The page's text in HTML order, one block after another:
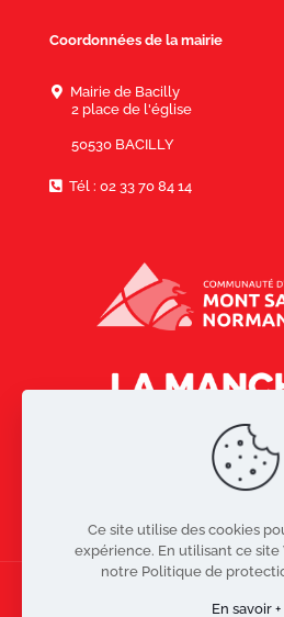
Coordonnées de la mairie
Mairie de Bacilly
2 place de l'église
50530 BACILLY
Tél : 02 33 70 84 14
Ce site utilise des cookies
expérience. En utilisant ce site
notre Politique de
En savoir +